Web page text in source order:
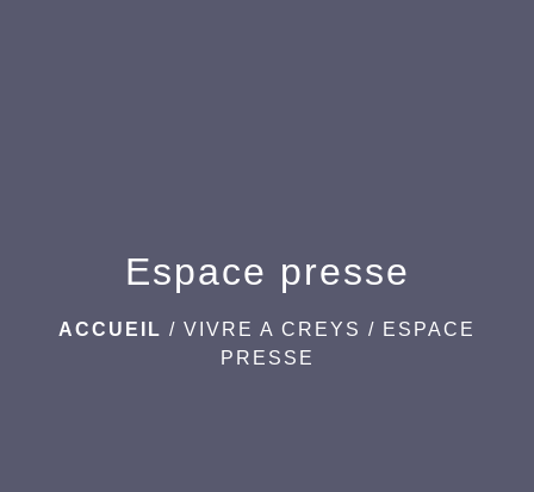
Espace presse
ACCUEIL / VIVRE A CREYS / ESPACE
PRESSE